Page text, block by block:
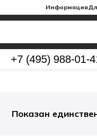
Информация
+7 (495) 988-01-
Показан